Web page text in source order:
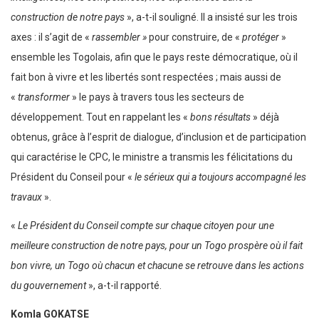
construction de notre pays », a-t-il souligné. Il a insisté sur les trois
axes : il s’agit de « rassembler »pour construire, de « protéger »
ensemble les Togolais, afin que le pays reste démocratique, où il
fait bon à vivre et les libertés sont respectées ; mais aussi de
« transformer » le pays à travers tous les secteurs de
développement. Tout en rappelant les « bons résultats » déjà
obtenus, grâce à l’esprit de dialogue, d’inclusion et de participation
qui caractérise le CPC, le ministre a transmis les félicitations du
Président du Conseil pour « le sérieux qui a toujours accompagné les
travaux ».
« Le Président du Conseil compte sur chaque citoyen pour une
meilleure construction de notre pays, pour un Togo prospère où il fait
bon vivre, un Togo où chacun et chacune se retrouve dans les actions
du gouvernement», a-t-il rapporté.
Komla GOKATSE